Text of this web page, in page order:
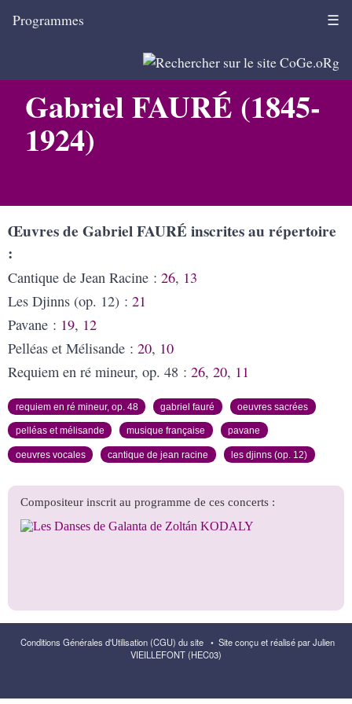
Programmes ☰
Gabriel FAURÉ (1845-
1924)
Œuvres de Gabriel FAURÉ inscrites au répertoire
Cantique de Jean Racine : 26, 13
Les Djinns (op. 12) : 21
Pavane : 19, 12
Pelléas et Mélisande : 20, 10
Requiem en ré mineur, op. 48 : 26, 20, 11
requiem en ré mineur, op. 48 gabriel fauré oeuvres sacrées
pelléas et mélisande musique française pavane
oeuvres vocales cantique de jean racine les djinns (op. 12)
Conditions Générales d'Utilisation (CGU) du site • Site conçu et réalisé par Julien
VIEILLEFONT (HEC03)